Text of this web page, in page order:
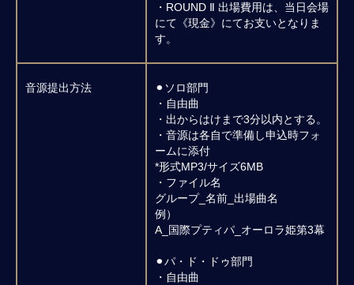
・ROUND Ⅱ 出場費用は、当日会場
にて《現金》にてお支いとなりま
す。
音源提出方法
⚫︎ソロ部門
・自由曲
・出からはけまで3分以内とする。
・音源は各自で準備し申込時フォ
ームに添付
*形式MP3/サイズ6MB
・ファイル名
グループ_名前_出場曲名
例）
A_国際プティパ_オーロラ姫第3幕
⚫︎パ・ド・ドゥ部門
・自由曲
© Petipa Grand Prix 2026. All rights reserved.
Legal Notice